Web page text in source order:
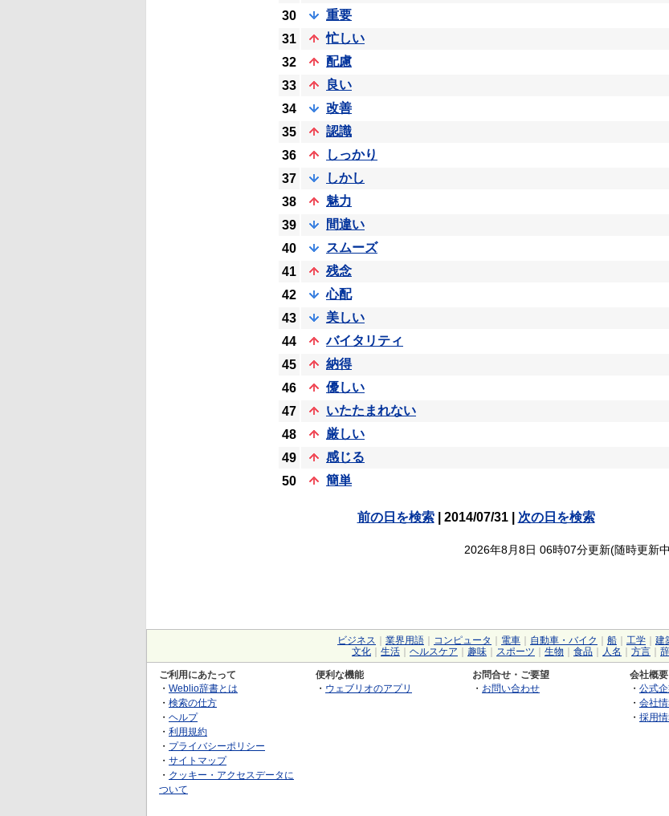
30
重要
31
忙しい
32
配慮
33
良い
34
改善
35
認識
36
しっかり
37
しかし
38
魅力
39
間違い
40
スムーズ
41
残念
42
心配
43
美しい
44
バイタリティ
45
納得
46
優しい
47
いたたまれない
48
厳しい
49
感じる
50
簡単
前の日を検索| 2014/07/31 | 次の日を検索
2026年8月8日 06時07分更新(随時更新
ビジネス 業界用語 コンピュータ 電車 自動車・バイク 船 工学 建
文化
生活 ヘルスケア 趣味 スポーツ 生物 食品 人名 方言
ご利用にあたって
・ Weblio辞書とは
・ 検索の仕方
・ ヘルプ
・ 利用規約
・ プライバシーポリシー
・ サイトマップ
・ クッキー・アクセスデータに
ついて
便利な機能
・ ウェブリオのアプリ
お問合せ・ご要望
・ お問い合わせ
会社概要
・ 公式
・ 会社
・ 採用